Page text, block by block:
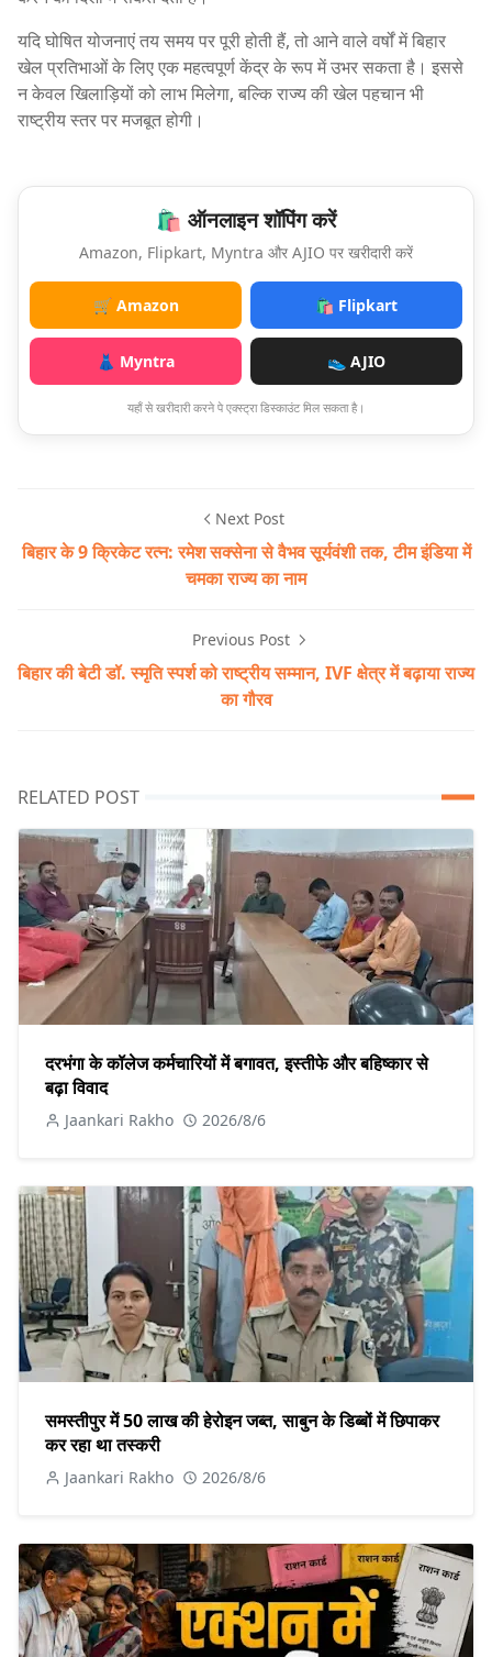
यदि घोषित योजनाएं तय समय पर पूरी होती हैं, तो आने वाले वर्षों में बिहार
खेल प्रतिभाओं के लिए एक महत्वपूर्ण केंद्र के रूप में उभर सकता है। इससे
न केवल खिलाड़ियों को लाभ मिलेगा, बल्कि राज्य की खेल पहचान भी
राष्ट्रीय स्तर पर मजबूत होगी।
🛍️ ऑनलाइन शॉपिंग करें
Amazon, Flipkart, Myntra और AJIO पर खरीदारी करें
🛒 Amazon 🛍️ Flipkart
👗 Myntra 👟 AJIO
यहाँ से खरीदारी करने पे एक्स्ट्रा डिस्काउंट मिल सकता है।
Next Post
बिहार के 9 क्रिकेट रत्न: रमेश सक्सेना से वैभव सूर्यवंशी तक, टीम इंडिया में
चमका राज्य का नाम
Previous Post
बिहार की बेटी डॉ. स्मृति स्पर्श को राष्ट्रीय सम्मान, IVF क्षेत्र में बढ़ाया राज्य
का गौरव
RELATED POST
दरभंगा के कॉलेज कर्मचारियों में बगावत, इस्तीफे और बहिष्कार से
बढ़ा विवाद
Jaankari Rakho 2026/8/6
समस्तीपुर में 50 लाख की हेरोइन जब्त, साबुन के डिब्बों में छिपाकर
कर रहा था तस्करी
Jaankari Rakho 2026/8/6